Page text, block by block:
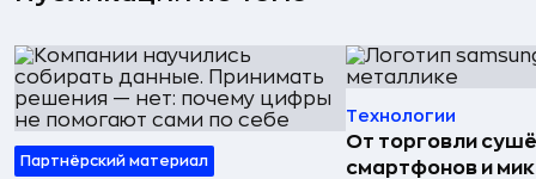
Партнёрский материал
Технологии
От торговли
смартфонов и